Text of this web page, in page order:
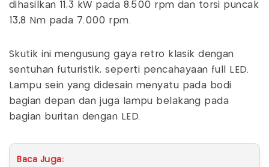
dihasilkan 11,3 kW pada 8.500 rpm dan torsi puncak
13,8 Nm pada 7.000 rpm.
Skutik ini mengusung gaya retro klasik dengan
sentuhan futuristik, seperti pencahayaan full LED.
Lampu sein yang didesain menyatu pada bodi
bagian depan dan juga lampu belakang pada
bagian buritan dengan LED.
Baca Juga: